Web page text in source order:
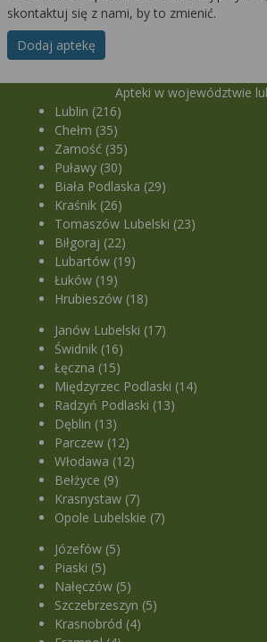
skontaktuj się z nami, by to zmienić.
Dodaj aptekę
Apteki w województwie
Lublin (216)
Chełm (35)
Zamość (35)
Puławy (30)
Biała Podlaska (29)
Kraśnik (26)
Tomaszów Lubelski (23)
Biłgoraj (22)
Lubartów (19)
Łuków (19)
Hrubieszów (18)
Janów Lubelski (17)
Świdnik (16)
Łęczna (15)
Międzyrzec Podlaski (14)
Radzyń Podlaski (13)
Dęblin (13)
Parczew (12)
Włodawa (12)
Bełżyce (9)
Krasnystaw (7)
Opole Lubelskie (7)
Józefów (5)
Piaski (5)
Nałęczów (5)
Szczebrzeszyn (5)
Krasnobród (4)